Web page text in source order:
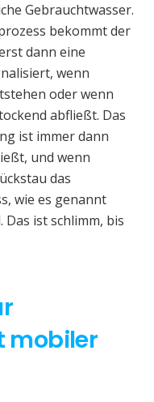
Gebrauchtwasser.
bekommt der
dann eine
wenn
oder wenn
abfließt. Das
ist immer dann
und wenn
das
wie es genannt
ist schlimm, bis
mobiler